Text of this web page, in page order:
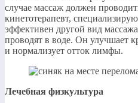
случае массаж должен
кинетотерапевт,
эффективен другой вид
проводят в воде. Он улучшает
и нормализует отток лимфы.
Лечебная физкультура